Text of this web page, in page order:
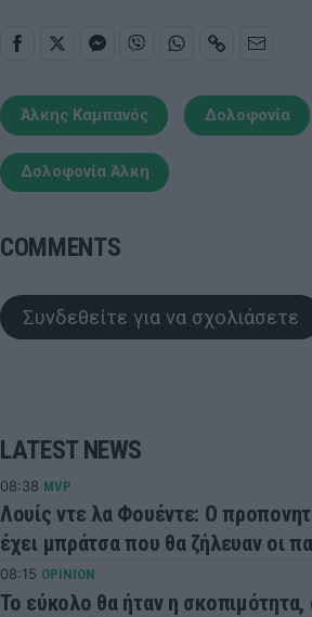
Άλκης Καμπανός Δολοφονία
Δολοφονία Άλκη
COMMENTS
Συνδεθείτε για να σχολιάσετε
LATEST NEWS
08:38 MVP
Λουίς ντε λα Φουέντε: Ο
έχει μπράτσα που θα ζήλευαν οι
08:15 OPINION
Το εύκολο θα ήταν η σκοπιμότητα,